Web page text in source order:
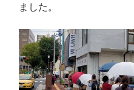
ました。